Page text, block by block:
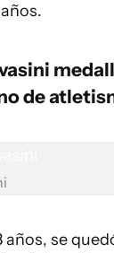
de
años, se